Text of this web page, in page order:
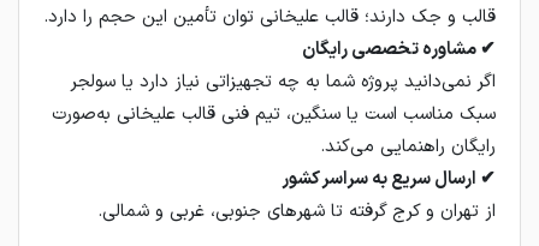
قالب و جک دارند؛ قالب علیخانی توان تأمین این حجم را دارد.
✔ مشاوره تخصصی رایگان
اگر نمی‌دانید پروژه شما به چه تجهیزاتی نیاز دارد یا سولجر
سبک مناسب است یا سنگین، تیم فنی قالب علیخانی به‌صورت
رایگان راهنمایی می‌کند.
✔ ارسال سریع به سراسر کشور
از تهران و کرج گرفته تا شهرهای جنوبی، غربی و شمالی.